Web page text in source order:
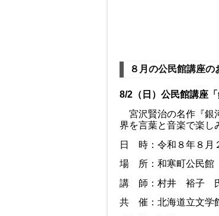
８月の公民館講座の
8/2（日）公民館講座
宮沢賢治の名作『銀
界を言葉と音楽で楽し
日 時：令和８年８月
場 所：和寒町公民館
講 師：村井 裕子 氏
共 催：北海道立文学